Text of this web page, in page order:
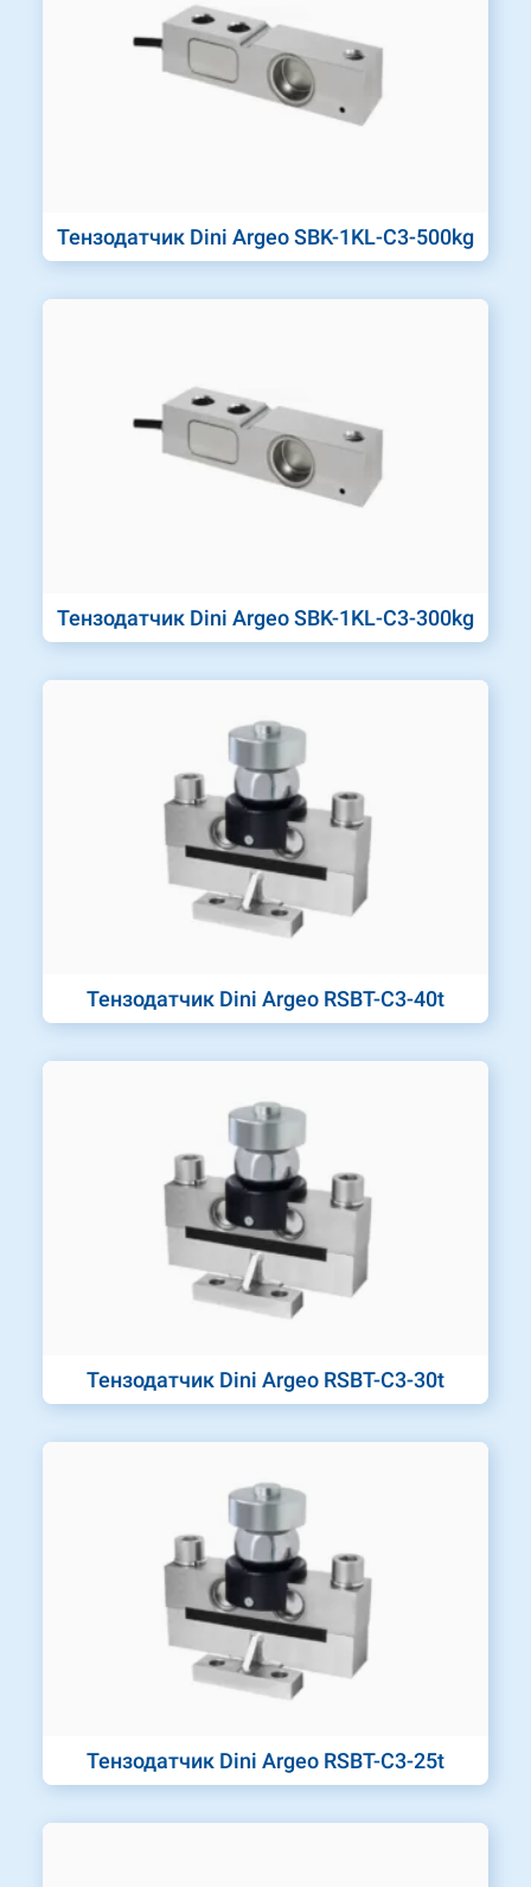
Тензодатчик Dini Argeo SBK-1KL-C3-500kg
Тензодатчик Dini Argeo SBK-1KL-C3-300kg
Тензодатчик Dini Argeo RSBT-C3-40t
Тензодатчик Dini Argeo RSBT-C3-30t
Тензодатчик Dini Argeo RSBT-C3-25t